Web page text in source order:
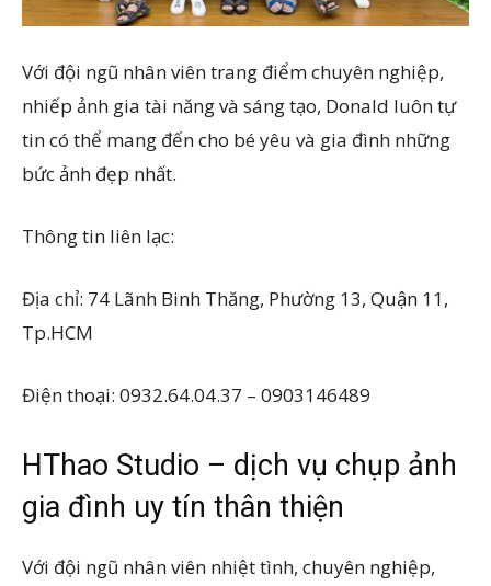
Với đội ngũ nhân viên trang điểm chuyên nghiệp,
nhiếp ảnh gia tài năng và sáng tạo, Donald luôn tự
tin có thể mang đến cho bé yêu và gia đình những
bức ảnh đẹp nhất.
Thông tin liên lạc:
Địa chỉ: 74 Lãnh Binh Thăng, Phường 13, Quận 11,
Tp.HCM
Điện thoại: 0932.64.04.37 – 0903146489
HThao Studio – dịch vụ chụp ảnh
gia đình uy tín thân thiện
Với đội ngũ nhân viên nhiệt tình, chuyên nghiệp,